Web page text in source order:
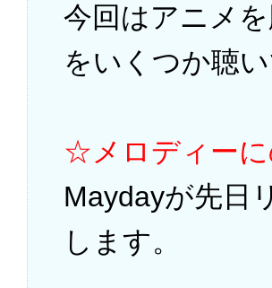
今回はアニメ
をいくつか聴
☆メロディー
Maydayが先日
します。